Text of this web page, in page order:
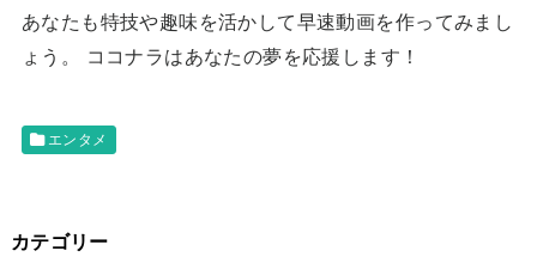
あなたも特技や趣味を活かして早速動画を作ってみまし
ょう。 ココナラはあなたの夢を応援します！
エンタメ
カテゴリー